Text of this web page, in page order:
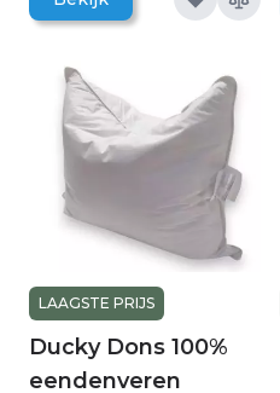
LAAGSTE PRIJS
Ducky Dons 100%
eendenveren